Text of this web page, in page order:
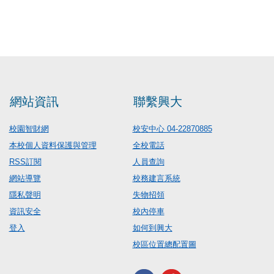
網站資訊
校園智財網
本校個人資料保護與管理
RSS訂閱
網站導覽
隱私聲明
資訊安全
登入
聯繫興大
校安中心 04-22870885
全校電話
人員查詢
校務建言系統
失物招領
校內停車
如何到興大
校區位置總配置圖